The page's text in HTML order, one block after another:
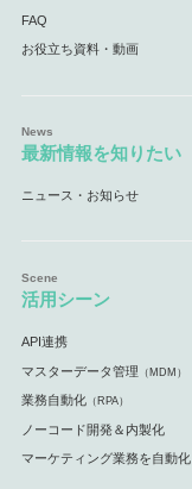
FAQ
お役立ち資料・動画
最新情報を知りたい
ニュース・お知らせ
活用シーン
API連携
マスターデータ管理 （MDM）
業務自動化（RPA）
ノーコード開発＆内製化
マーケティング業務を自動化